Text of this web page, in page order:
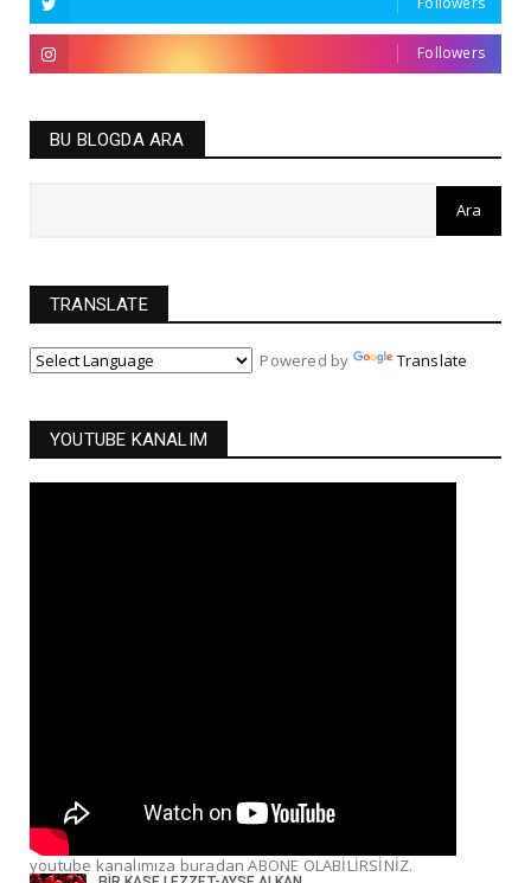
Followers
BU BLOGDA ARA
TRANSLATE
Powered by Translate
YOUTUBE KANALIM
youtube kanalımıza buradan ABONE OLABİLİRSİNİZ.